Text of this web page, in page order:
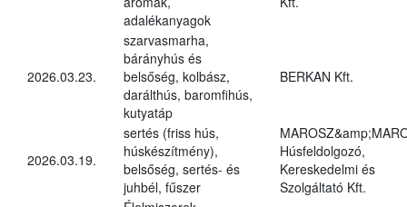
adalékanyagok
2026.03.23.
szarvasmarha,
bárányhús és
belsőség, kolbász,
darálthús, baromfihús,
kutyatáp
BERKAN Kft.
2026.03.19.
sertés (friss hús,
húskészítmény),
belsőség, sertés- és
juhbél, fűszer
Húsfeldolgozó,
Kereskedelmi és
Szolgáltató Kft.